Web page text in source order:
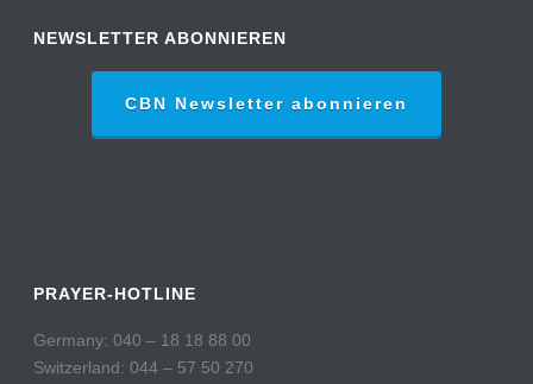
NEWSLETTER ABONNIEREN
CBN Newsletter abonnieren
PRAYER-HOTLINE
Germany: 040 – 18 18 88 00
Switzerland: 044 – 57 50 270